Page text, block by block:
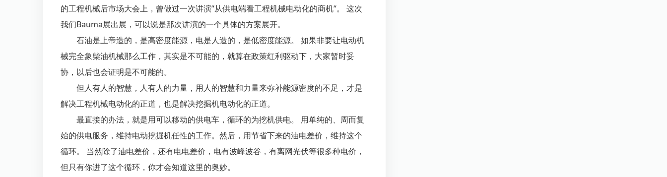
的工程机械后市场大会上，曾做过一次讲演“从供电端看工程机械电动化的商机“。 这次
我们Bauma展出展，可以说是那次讲演的一个具体的方案展开。
石油是上帝造的，是高密度能源，电是人造的，是低密度能源。 如果非要让电动机
械完全象柴油机械那么工作，其实是不可能的，就算在政策红利驱动下，大家暂时妥
协，以后也会证明是不可能的。
但人有人的智慧，人有人的力量，用人的智慧和力量来弥补能源密度的不足，才是
解决工程机械电动化的正道，也是解决挖掘机电动化的正道。
最直接的办法，就是用可以移动的供电车，循环的为挖机供电。 用单纯的、周而复
始的供电服务，维持电动挖掘机任性的工作。然后，用节省下来的油电差价，维持这个
循环。 当然除了油电差价，还有电电差价，电有波峰波谷，有离网光伏等很多种电价，
但只有你进了这个循环，你才会知道这里的奥妙。